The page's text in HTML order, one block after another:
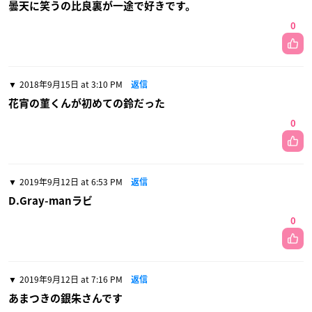
曇天に笑うの比良裏が一途で好きです。
0
2018年9月15日 at 3:10 PM 返信
花宵の菫くんが初めての鈴だった
0
2019年9月12日 at 6:53 PM 返信
D.Gray-manラビ
0
2019年9月12日 at 7:16 PM 返信
あまつきの銀朱さんです